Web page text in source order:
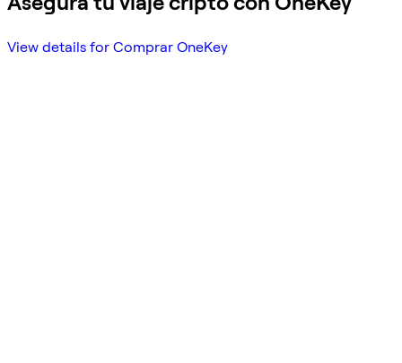
View details for Comprar OneKey